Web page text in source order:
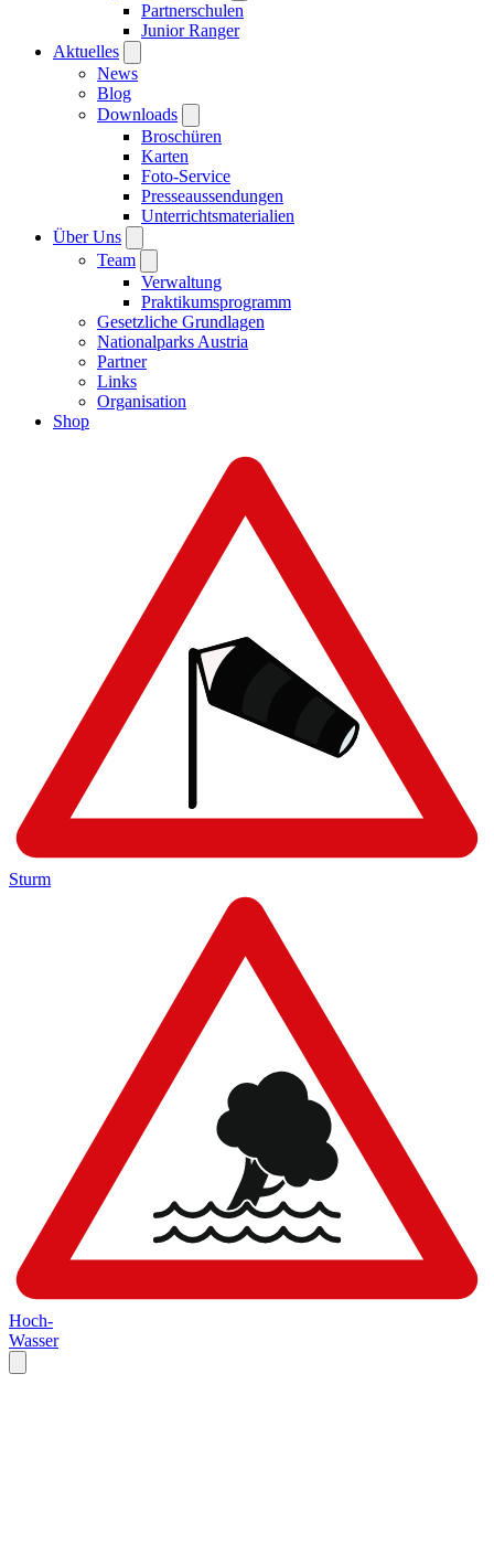
Partnerschulen
Junior Ranger
Aktuelles
News
Blog
Downloads
Broschüren
Karten
Foto-Service
Presseaussendungen
Unterrichtsmaterialien
Über Uns
Team
Verwaltung
Praktikumsprogramm
Gesetzliche Grundlagen
Nationalparks Austria
Partner
Links
Organisation
Shop
Sturm
Hoch-
Wasser